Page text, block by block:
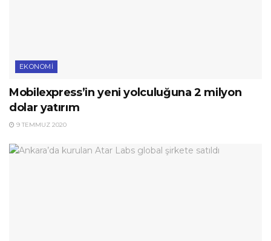
EKONOMI
Mobilexpress’in yeni yolculuğuna 2 milyon
dolar yatırım
9 TEMMUZ 2020